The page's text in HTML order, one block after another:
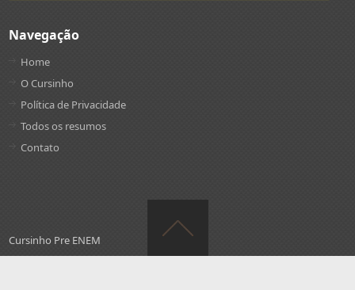
Navegação
Home
O Cursinho
Política de Privacidade
Todos os resumos
Contato
Cursinho Pre ENEM